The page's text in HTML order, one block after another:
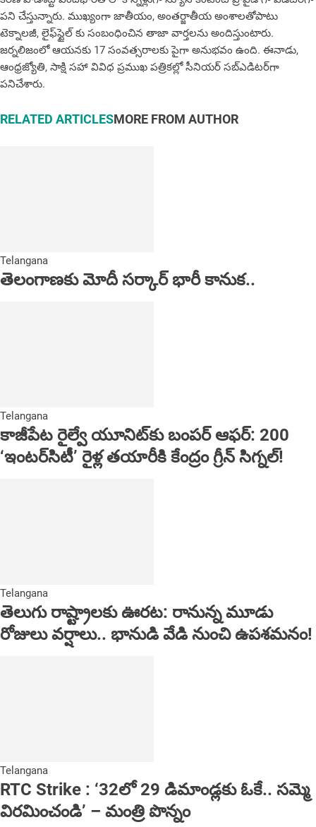
పని చేస్తున్నారు. ముఖ్యంగా జాతీయం, అంత‌ర్జాతీయ అంశాల‌తోపాటు
టెక్నాల‌జీ, లైఫ్‌స్టైల్‌ కు సంబంధించిన తాజా వార్తల‌ను అందిస్తుంటారు.
జర్నలిజంలో ఆయ‌న‌కు 17 సంవత్సరాలకు పైగా అనుభవం ఉంది. ఈనాడు,
ఆంధ్ర‌జ్యోతి, సాక్షి స‌హా వివిధ ప్ర‌ముఖ‌ ప‌త్రిక‌ల్లో సీనియ‌ర్‌ స‌బ్ఎడిట‌ర్‌గా
ప‌నిచేశారు.
RELATED ARTICLESMORE FROM AUTHOR
Telangana
తెలంగాణకు మోదీ సర్కార్ భారీ కానుక..
Telangana
కాజీపేట రైల్వే యూనిట్‌కు బంపర్ ఆఫర్: 200
‘ఇంటర్‌సిటీ’ రైళ్ల తయారీకి కేంద్రం గ్రీన్ సిగ్నల్!
Telangana
తెలుగు రాష్ట్రాలకు ఊరట: రానున్న మూడు
రోజులు వర్షాలు.. భానుడి వేడి నుంచి ఉపశమనం!
Telangana
RTC Strike : ‘32లో 29 డిమాండ్లకు ఓకే.. సమ్మె
విరమించండి’ – మంత్రి పొన్నం